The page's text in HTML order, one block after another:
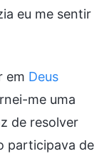
eu me sentir
em Deus
me uma
de resolver
participava de